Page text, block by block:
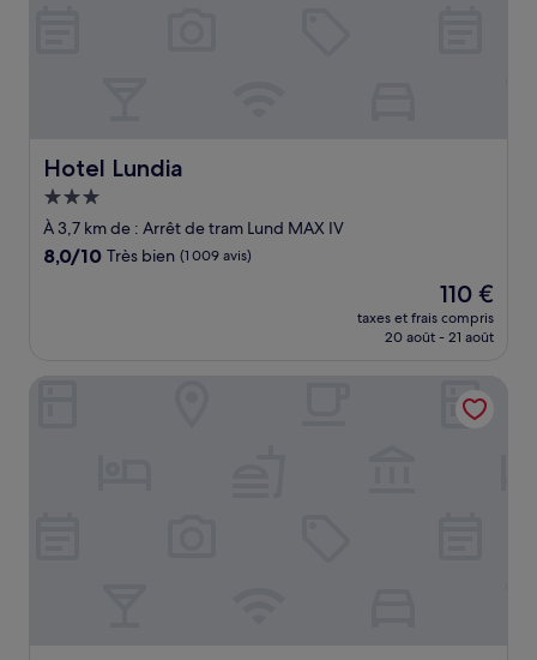
Hotel Lundia
Hotel Lundia
Hébergement
3.0 étoiles
À 3,7 km de : Arrêt de tram Lund MAX IV
8.0
8,0/10 Très bien (1 009 avis)
Le
nouveau
prix
de
110 €
110 €
taxes et frais compris
20 août - 21 août